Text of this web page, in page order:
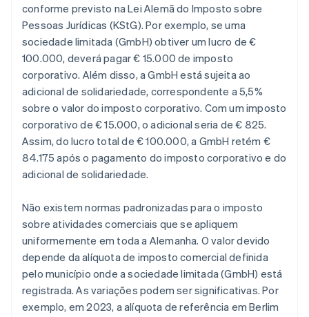
conforme previsto na Lei Alemã do Imposto sobre
Pessoas Jurídicas (KStG). Por exemplo, se uma
sociedade limitada (GmbH) obtiver um lucro de €
100.000, deverá pagar € 15.000 de imposto
corporativo. Além disso, a GmbH está sujeita ao
adicional de solidariedade, correspondente a 5,5%
sobre o valor do imposto corporativo. Com um imposto
corporativo de € 15.000, o adicional seria de € 825.
Assim, do lucro total de € 100.000, a GmbH retém €
84.175 após o pagamento do imposto corporativo e do
adicional de solidariedade.
Não existem normas padronizadas para o imposto
sobre atividades comerciais que se apliquem
uniformemente em toda a Alemanha. O valor devido
depende da alíquota de imposto comercial definida
pelo município onde a sociedade limitada (GmbH) está
registrada. As variações podem ser significativas. Por
exemplo, em 2023, a alíquota de referência em Berlim